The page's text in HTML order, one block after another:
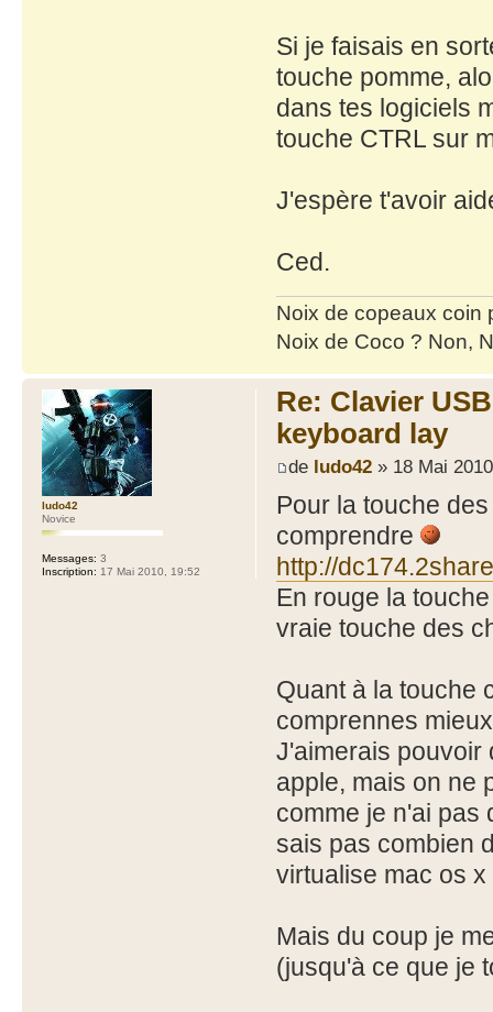
Si je faisais en
touche pomme,
dans tes logiciels
touche CTRL sur
J'espère t'avoir
Ced.
Noix de copeaux coin
Noix de Coco ? Non,
Re: Clavier
keyboard lay
de ludo42» 18 Mai
Pour la touche
comprendre
http://
En rouge la
vraie touche des
Quant à la touche
comprennes
J'aimerais pouvoir
apple, mais on ne
comme je n'ai pas
sais pas combien
virtualise mac os
Mais du coup je
(jusqu'à ce que je
ludo42
Novice
Messages: 3
Inscription: 17 Mai 2010, 19:52